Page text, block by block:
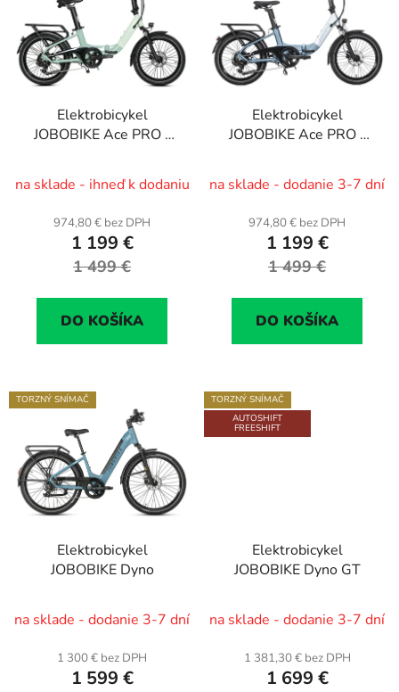
s
p
k
Elektrobicykel
JOBOBIKE Ace PRO -
na sklade - ihneď k dodaniu
974,80 € bez DPH
1 199 €
1 499 €
DO KOŠÍKA
Elektrobicykel
JOBOBIKE Ace PRO -
na sklade - dodanie 3-7 dní
974,80 € bez DPH
1 199 €
1 499 €
DO KOŠÍKA
TORZNÝ SNÍMAČ
Elektrobicykel
JOBOBIKE Dyno
na sklade - dodanie 3-7 dní
1 300 € bez DPH
1 599 €
TORZNÝ SNÍMAČ
AUTOSHIFT
FREESHIFT
Elektrobicykel
JOBOBIKE Dyno GT
na sklade - dodanie 3-7 dní
1 381,30 € bez DPH
1 699 €